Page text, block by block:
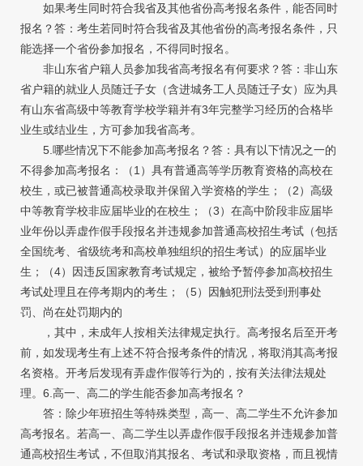
如果考生同时符合我省及其他省份高考报名条件，能否同时
报名？答：考生若同时符合我省及其他省份的高考报名条件，只
能选择一个省份参加报名，不得同时报名。
非山东省户籍人员参加我省高考报名有何要求？答：非山东
省户籍的就业人员随迁子女（含进城务工人员随迁子女）应为具
有山东省高级中等教育学校学籍并有3年完整学习经历的合格毕
业生或结业生，方可参加我省高考。
5.哪些情况下不能参加高考报名？答：具有以下情况之一的
不得参加高考报名：（1）具有普通高等学历教育资格的高校在
校生，或已被普通高校录取并保留入学资格的学生；（2）高级
中等教育学校非应届毕业的在校生；（3）在高中阶段非应届毕
业年份以弄虚作假手段报名并违规参加普通高校招生考试（包括
全国统考、省级统考和高校单独组织的招生考试）的应届毕业
生；（4）因违反国家教育考试规定，被给予暂停参加高校招生
考试处理且在停考期内的考生；（5）因触犯刑法受到刑事处
罚、尚在处罚期内的
，其中，未成年人按相关法律规定执行。高考报名后至开考
前，如发现考生有上述不符合报考条件的情况，将取消其高考报
名资格。开考后发现有弄虚作假等行为的，按有关法律法规处
理。6.高一、高二的学生能否参加高考报名？
答：除少年班招生等特殊类型，高一、高二学生不允许参加
高考报名。若高一、高二学生以弄虚作假手段报名并违规参加普
通高校招生考试，不但取消其报名、考试和录取资格，而且视情